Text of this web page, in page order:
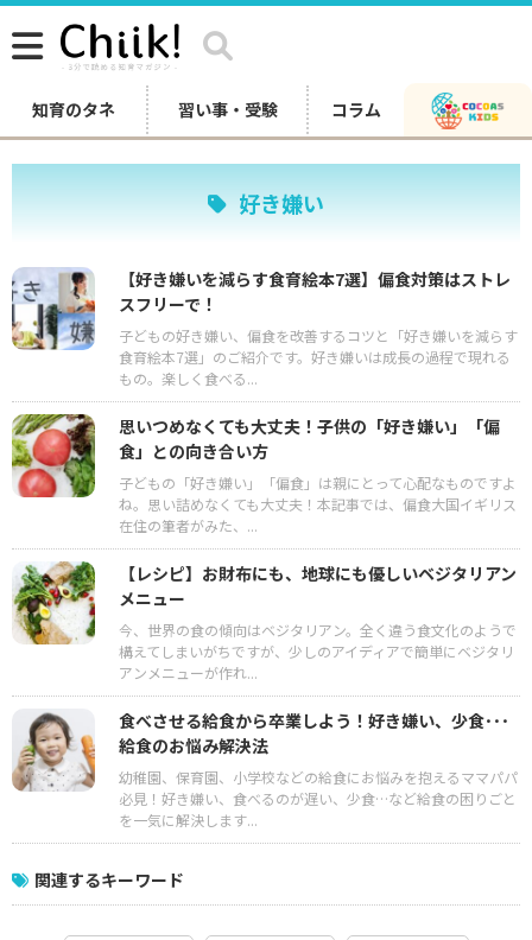
知育のタネ 習い事・受験 コラム
好き嫌い
【好き嫌いを減らす食育絵本7選】偏食対策はストレ
スフリーで！
子どもの好き嫌い、偏食を改善するコツと「好き嫌いを減らす
食育絵本7選」のご紹介です。好き嫌いは成長の過程で現れる
もの。楽しく食べる...
思いつめなくても大丈夫！子供の「好き嫌い」「偏
食」との向き合い方
子どもの「好き嫌い」「偏食」は親にとって心配なものですよ
ね。思い詰めなくても大丈夫！本記事では、偏食大国イギリス
在住の筆者がみた、...
【レシピ】お財布にも、地球にも優しいベジタリアン
メニュー
今、世界の食の傾向はベジタリアン。全く違う食文化のようで
構えてしまいがちですが、少しのアイディアで簡単にベジタリ
アンメニューが作れ...
食べさせる給食から卒業しよう！好き嫌い、少食･･･
給食のお悩み解決法
幼稚園、保育園、小学校などの給食にお悩みを抱えるママパパ
必見！好き嫌い、食べるのが遅い、少食…など給食の困りごと
を一気に解決します...
関連するキーワード